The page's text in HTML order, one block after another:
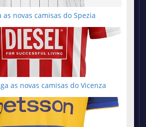
novas camisas do Spezia
as novas camisas do Vicenza